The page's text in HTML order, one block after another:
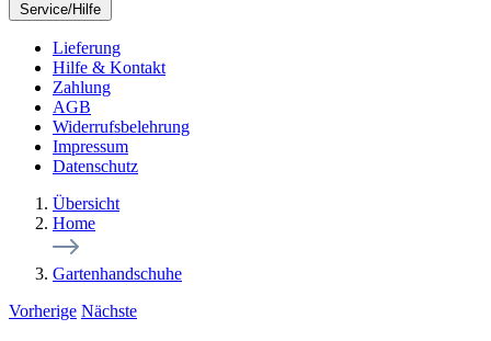
Service/Hilfe
Lieferung
Hilfe & Kontakt
Zahlung
AGB
Widerrufsbelehrung
Impressum
Datenschutz
Übersicht
Home
Gartenhandschuhe
Vorherige Nächste